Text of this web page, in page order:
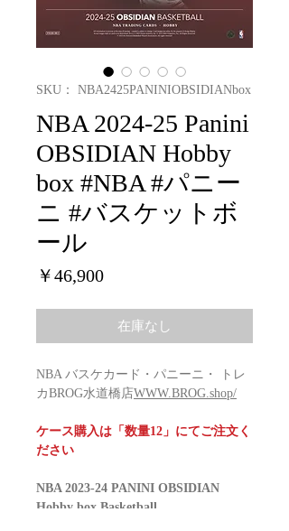
SKU： NBA2425PANINIOBSIDIANbox
NBA 2024-25 Panini
OBSIDIAN Hobby
box #NBA #パニー
ニ #バスケットボ
ール
￥46,900価
在庫なし
NBA バスケカード・パニーニ・ トレ
カBROG水道橋店WWW.BROG.shop/
ケース購入は「数量12」にてご注文く
ださい
NBA 2023-24 PANINI OBSIDIAN
Hobby box Basketball